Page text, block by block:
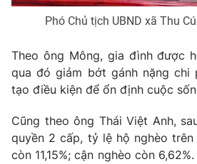
Phó Chủ tịch UBND xã Thu
Theo ông Mông, gia đình được
qua đó giảm bớt gánh nặng chi
tạo điều kiện để ổn định cuộc
Cũng theo ông Thái Việt Anh,
quyền 2 cấp, tỷ lệ hộ nghèo
còn 11,15%; cận nghèo còn